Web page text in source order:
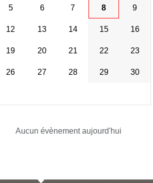
5 6 7 8 9
12 13 14 15 16
19 20 21 22 23
26 27 28 29 30
Aucun évènement aujourd'hui